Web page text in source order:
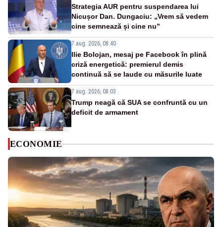
Strategia AUR pentru suspendarea lui
Nicușor Dan. Dungaciu: „Vrem să vedem
cine semnează și cine nu”
7 aug. 2026, 08:40
Ilie Bolojan, mesaj pe Facebook în plină
criză energetică: premierul demis
continuă să se laude cu măsurile luate
7 aug. 2026, 08:03
Trump neagă că SUA se confruntă cu un
deficit de armament
ECONOMIE